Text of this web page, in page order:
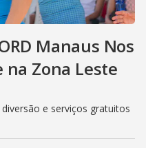
Manaus Nos
na Zona Leste
e serviços gratuitos